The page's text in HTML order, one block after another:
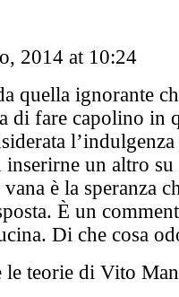
2014 at 10:24
quella ignorante
di fare capolino in
l’indulgenza
un altro
è la speranza
È un
Di che cosa
le teorie di Vito